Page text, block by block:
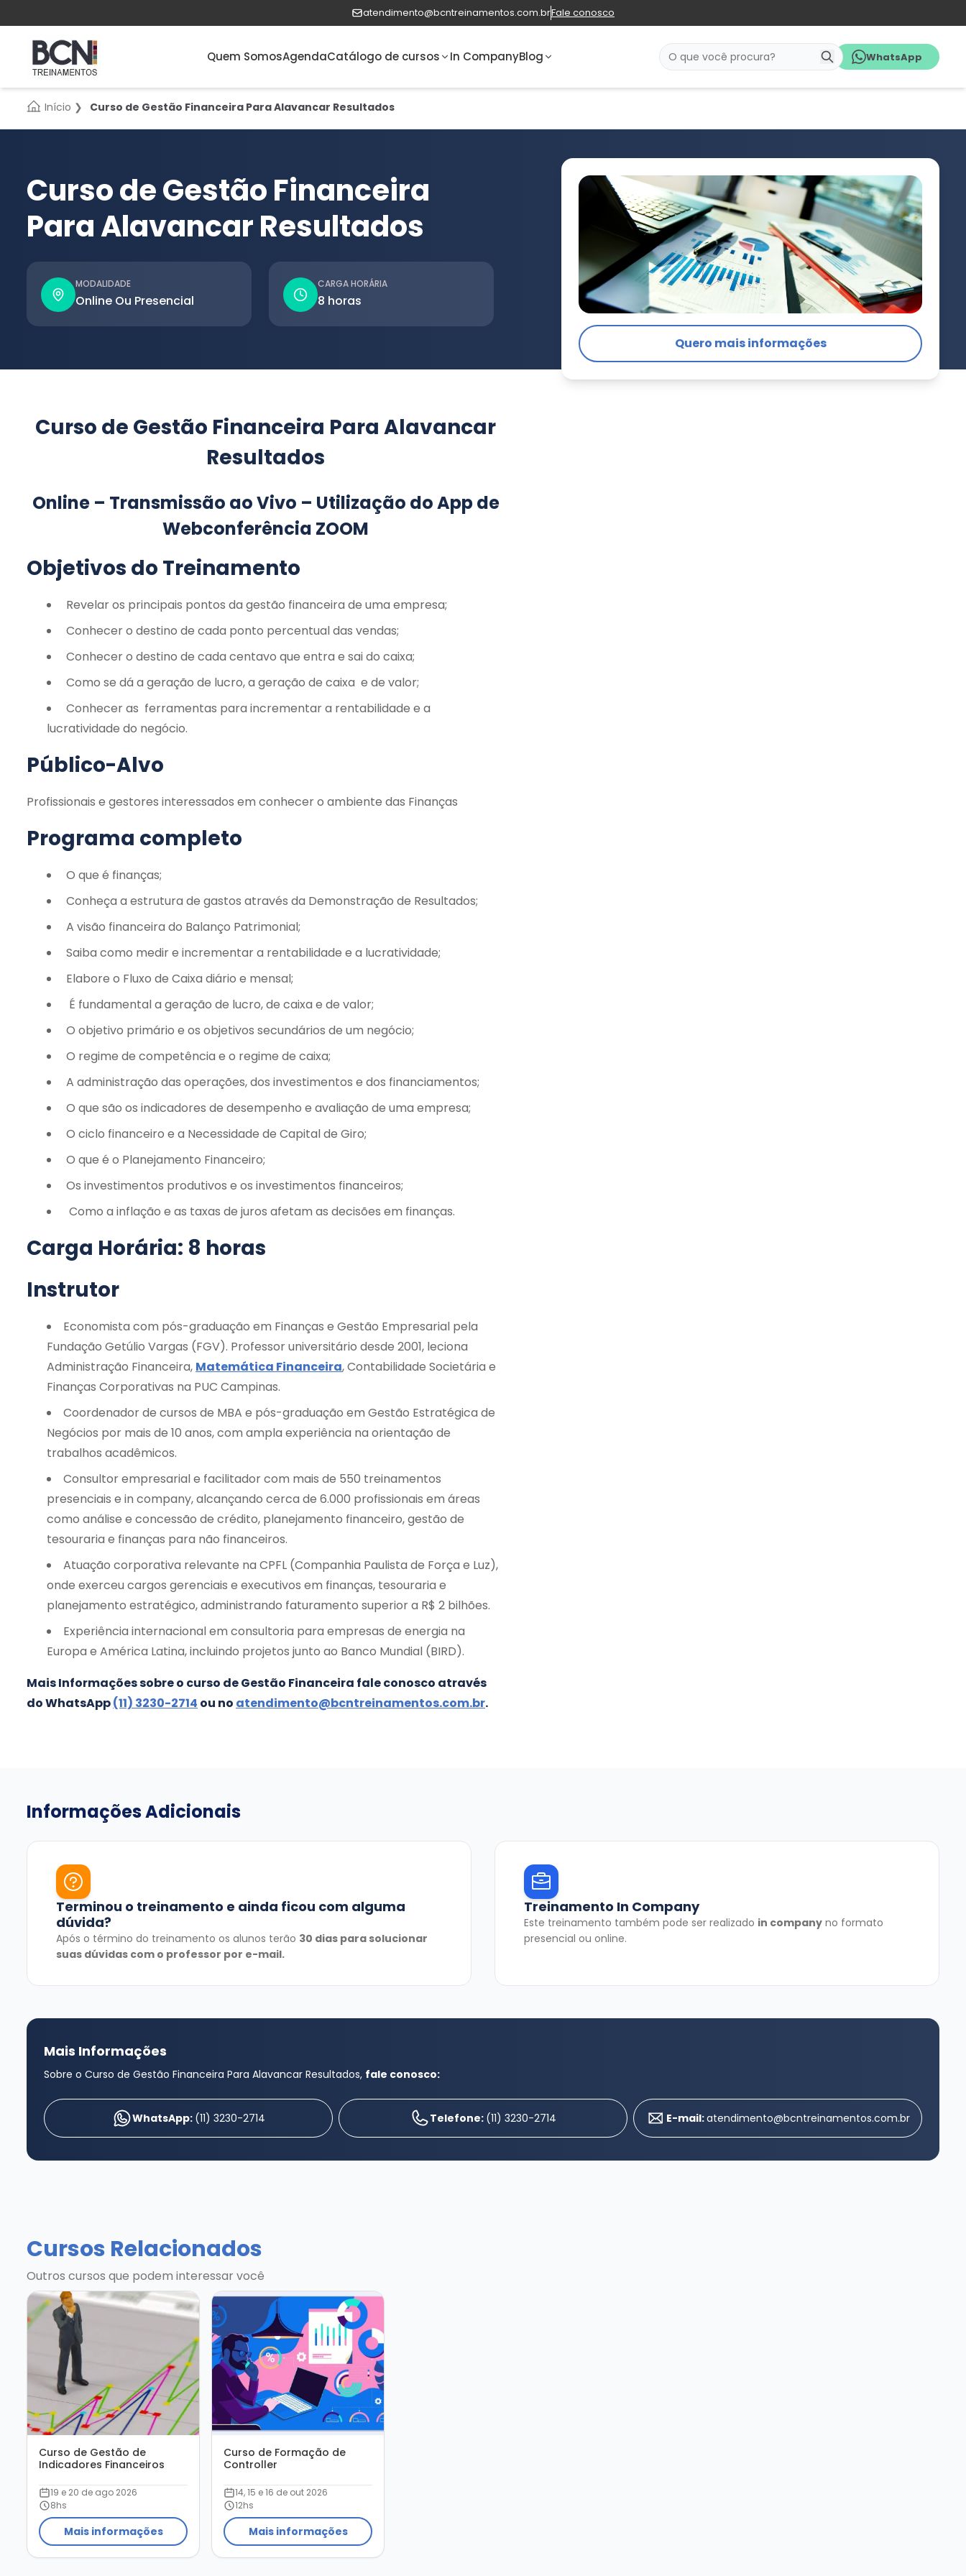
atendimento@bcntreinamentos.com.brFale conosco
Quem SomosAgendaCatálogo de cursos In CompanyBlog Pesquisar WhatsApp
Início ❯ Curso de Gestão Financeira Para Alavancar Resultados
Curso de Gestão Financeira
Para Alavancar Resultados
MODALIDADE
Online Ou Presencial
CARGA HORÁRIA
8 horas
Quero mais informações
Curso de Gestão Financeira Para Alavancar
Resultados
Online – Transmissão ao Vivo – Utilização do App de
Webconferência ZOOM
Objetivos do Treinamento
Revelar os principais pontos da gestão financeira de uma empresa;
Conhecer o destino de cada ponto percentual das vendas;
Conhecer o destino de cada centavo que entra e sai do caixa;
Como se dá a geração de lucro, a geração de caixa e de valor;
Conhecer as ferramentas para incrementar a rentabilidade e a
lucratividade do negócio.
Público-Alvo
Profissionais e gestores interessados em conhecer o ambiente das Finanças
Programa completo
O que é finanças;
Conheça a estrutura de gastos através da Demonstração de Resultados;
A visão financeira do Balanço Patrimonial;
Saiba como medir e incrementar a rentabilidade e a lucratividade;
Elabore o Fluxo de Caixa diário e mensal;
É fundamental a geração de lucro, de caixa e de valor;
O objetivo primário e os objetivos secundários de um negócio;
O regime de competência e o regime de caixa;
A administração das operações, dos investimentos e dos financiamentos;
O que são os indicadores de desempenho e avaliação de uma empresa;
O ciclo financeiro e a Necessidade de Capital de Giro;
O que é o Planejamento Financeiro;
Os investimentos produtivos e os investimentos financeiros;
Como a inflação e as taxas de juros afetam as decisões em finanças.
Carga Horária: 8 horas
Instrutor
Economista com pós-graduação em Finanças e Gestão Empresarial pela
Fundação Getúlio Vargas (FGV). Professor universitário desde 2001, leciona
Administração Financeira, Matemática Financeira, Contabilidade Societária e
Finanças Corporativas na PUC Campinas.
Coordenador de cursos de MBA e pós-graduação em Gestão Estratégica de
Negócios por mais de 10 anos, com ampla experiência na orientação de
trabalhos acadêmicos.
Consultor empresarial e facilitador com mais de 550 treinamentos
presenciais e in company, alcançando cerca de 6.000 profissionais em áreas
como análise e concessão de crédito, planejamento financeiro, gestão de
tesouraria e finanças para não financeiros.
Atuação corporativa relevante na CPFL (Companhia Paulista de Força e Luz),
onde exerceu cargos gerenciais e executivos em finanças, tesouraria e
planejamento estratégico, administrando faturamento superior a R$ 2 bilhões.
Experiência internacional em consultoria para empresas de energia na
Europa e América Latina, incluindo projetos junto ao Banco Mundial (BIRD).
Mais Informações sobre o curso de Gestão Financeira fale conosco através
do WhatsApp(11) 3230-2714 ou no atendimento@bcntreinamentos.com.br.
Informações Adicionais
Terminou o treinamento e ainda ficou com alguma
dúvida?
Após o término do treinamento os alunos terão 30 dias para solucionar
suas dúvidas com o professor por e-mail.
Treinamento In Company
Este treinamento também pode ser realizado in company no formato
presencial ou online.
Mais Informações
Sobre o Curso de Gestão Financeira Para Alavancar Resultados, fale conosco:
WhatsApp: (11) 3230-2714 Telefone: (11) 3230-2714 E-mail:atendimento@bcntreinamentos.com.br
Cursos Relacionados
Outros cursos que podem interessar você
Curso de Gestão de
Indicadores Financeiros
19 e 20 de ago 2026
8hs
Mais informações
Curso de Formação de
Controller
14, 15 e 16 de out 2026
12hs
Mais informações